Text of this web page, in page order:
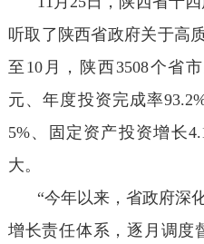
听取了陕西省政府关于高
至10月，陕西3508个省
元、年度投资完成率
5%、固定资产投资增长
大。
“今年以来，省政府深
增长责任体系，逐月调度